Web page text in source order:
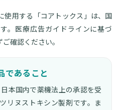
使用する「コアトックス」は、国
。医療広告ガイドラインに基づ
確認ください。
であること
本国内で薬機法上の承認を受
リヌストキシン製剤です。ま